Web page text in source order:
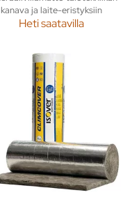
kanava ja laite-eristyksiin
Heti saatavilla